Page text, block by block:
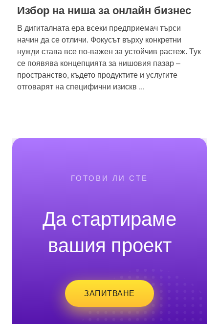
Избор на ниша за онлайн бизнес
В дигиталната ера всеки предприемач търси
начин да се отличи. Фокусът върху конкретни
нужди става все по-важен за устойчив растеж. Тук
се появява концепцията за нишовия пазар –
пространство, където продуктите и услугите
отговарят на специфични изискв ...
ГОТОВИ ЛИ СТЕ
Да стартираме
вашия проект
ЗАПИТВАНЕ